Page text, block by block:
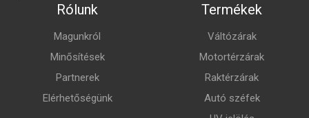
Rólunk
Magunkról
Minősítések
Partnerek
Elérhetőségünk
Termékek
Váltózárak
Motortérzárak
Raktérzárak
Autó széfek